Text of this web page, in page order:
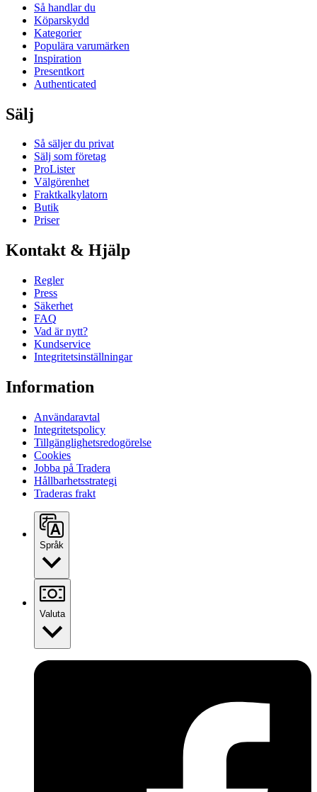
Så handlar du
Köparskydd
Kategorier
Populära varumärken
Inspiration
Presentkort
Authenticated
Sälj
Så säljer du privat
Sälj som företag
ProLister
Välgörenhet
Fraktkalkylatorn
Butik
Priser
Kontakt & Hjälp
Regler
Press
Säkerhet
FAQ
Vad är nytt?
Kundservice
Integritetsinställningar
Information
Användaravtal
Integritetspolicy
Tillgänglighetsredogörelse
Cookies
Jobba på Tradera
Hållbarhetsstrategi
Traderas frakt
Språk
Valuta